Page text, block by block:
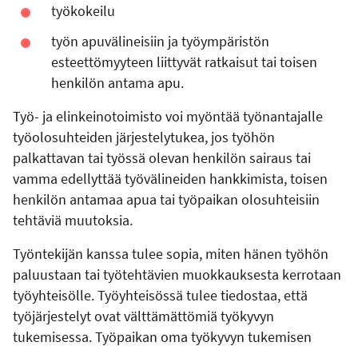
työkokeilu
työn apuvälineisiin ja työympäristön
esteettömyyteen liittyvät ratkaisut tai toisen
henkilön antama apu.
Työ- ja elinkeinotoimisto voi myöntää työnantajalle
työolosuhteiden järjestelytukea, jos työhön
palkattavan tai työssä olevan henkilön sairaus tai
vamma edellyttää työvälineiden hankkimista, toisen
henkilön antamaa apua tai työpaikan olosuhteisiin
tehtäviä muutoksia.
Työntekijän kanssa tulee sopia, miten hänen työhön
paluustaan tai työtehtävien muokkauksesta kerrotaan
työyhteisölle. Työyhteisössä tulee tiedostaa, että
työjärjestelyt ovat välttämättömiä työkyvyn
tukemisessa. Työpaikan oma työkyvyn tukemisen